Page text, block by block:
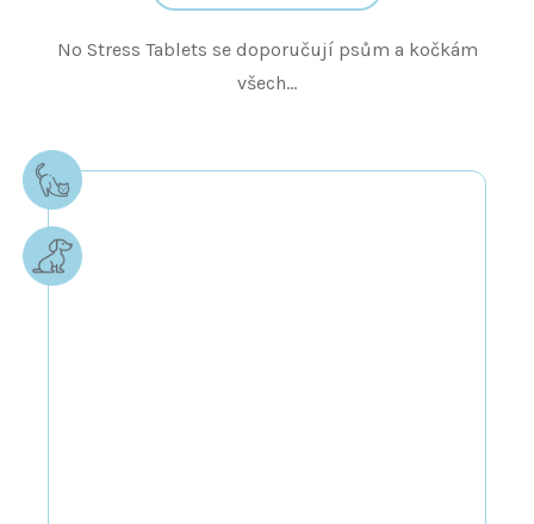
No Stress Tablets se doporučují psům a kočkám
všech...